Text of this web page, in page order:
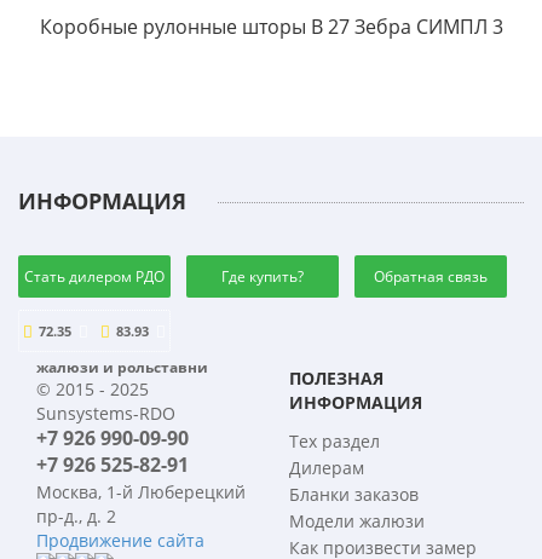
Коробные рулонные шторы B 27 Зебра СИМПЛ 3
ИНФОРМАЦИЯ
Стать дилером РДО Где купить? Обратная связь
72.35 83.93
жалюзи и рольставни
© 2015 - 2025
Sunsystems-RDO
+7 926 990-09-90
+7 926 525-82-91
Москва, 1-й Люберецкий
пр-д., д. 2
Продвижение сайта
ПОЛЕЗНАЯ
ИНФОРМАЦИЯ
Тех раздел
Дилерам
Бланки заказов
Модели жалюзи
Как произвести замер